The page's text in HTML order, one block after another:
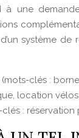
une
système
clés :
location
: